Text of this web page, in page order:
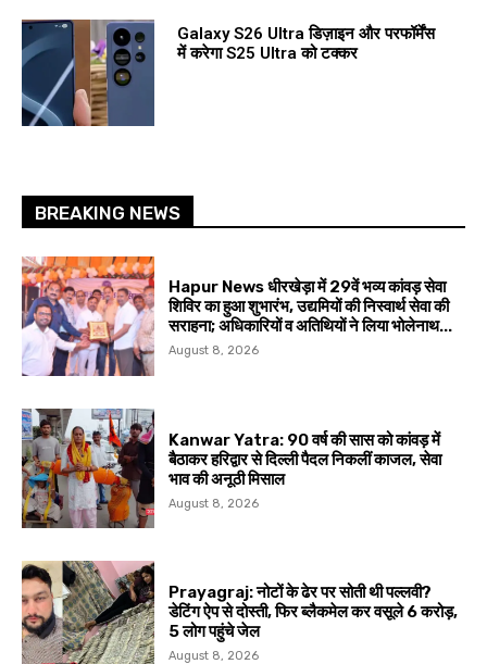
Galaxy S26 Ultra डिज़ाइन और परफॉर्मेंस
में करेगा S25 Ultra को टक्कर
BREAKING NEWS
Hapur News धीरखेड़ा में 29वें भव्य कांवड़ सेवा
शिविर का हुआ शुभारंभ, उद्यमियों की निस्वार्थ सेवा की
सराहना; अधिकारियों व अतिथियों ने लिया भोलेनाथ...
August 8, 2026
Kanwar Yatra: 90 वर्ष की सास को कांवड़ में
बैठाकर हरिद्वार से दिल्ली पैदल निकलीं काजल, सेवा
भाव की अनूठी मिसाल
August 8, 2026
Prayagraj: नोटों के ढेर पर सोती थी पल्लवी?
डेटिंग ऐप से दोस्ती, फिर ब्लैकमेल कर वसूले ₹6 करोड़,
5 लोग पहुंचे जेल
August 8, 2026